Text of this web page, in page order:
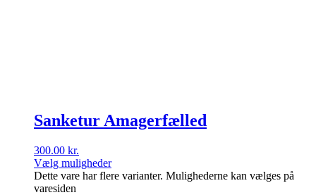
Sanketur Amagerfælled
300.00 kr.
Vælg muligheder
Dette vare har flere varianter. Mulighederne kan vælges på
varesiden